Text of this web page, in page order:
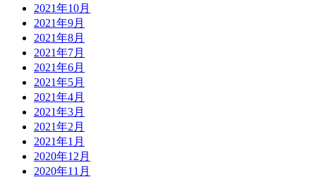
2021年10月
2021年9月
2021年8月
2021年7月
2021年6月
2021年5月
2021年4月
2021年3月
2021年2月
2021年1月
2020年12月
2020年11月